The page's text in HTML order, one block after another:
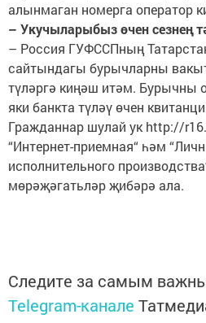
алынмаган номерга оператор
– Укучыларыбыз өчен сезнең
– Россия ГУФССПның
сайтындагы бурычларны
түләргә киңәш итәм. Бурычны
яки банкта түләү өчен
Гражданнар шулай ук http://
“Интернет-приемная“ һәм
исполнительного
мөрәҗәгатьләр җибәрә ала.
Следите за самым
Telegram-канале